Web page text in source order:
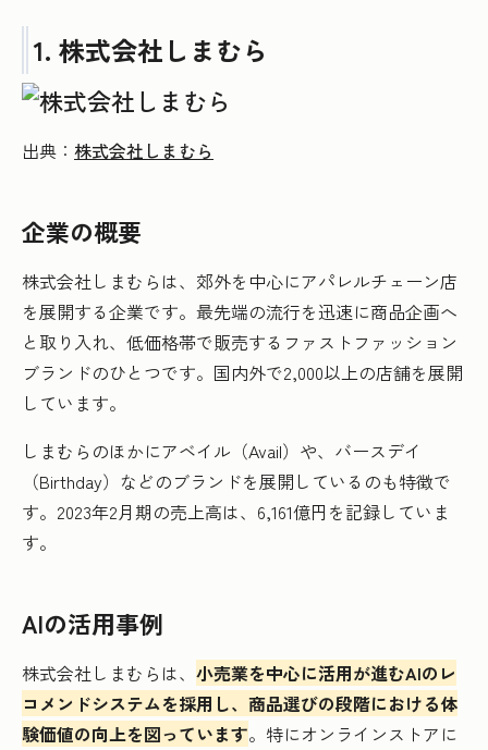
1. 株式会社しまむら
出典： 株式会社しまむら
企業の概要
株式会社しまむらは、郊外を中心にアパレルチェーン店
を展開する企業です。最先端の流行を迅速に商品企画へ
と取り入れ、低価格帯で販売するファストファッション
ブランドのひとつです。国内外で2,000以上の店舗を展開
しています。
しまむらのほかにアベイル（Avail）や、バースデイ
（Birthday）などのブランドを展開しているのも特徴で
す。2023年2月期の売上高は、6,161億円を記録していま
す。
AIの活用事例
株式会社しまむらは、 小売業を中心に活用が進むAIのレ
コメンドシステムを採用し、商品選びの段階における体
験価値の向上を図っています。特にオンラインストアに